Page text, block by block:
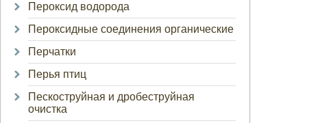
Пероксид водорода
Пероксидные соединения органические
Перчатки
Перья птиц
Пескоструйная и дробеструйная
очистка